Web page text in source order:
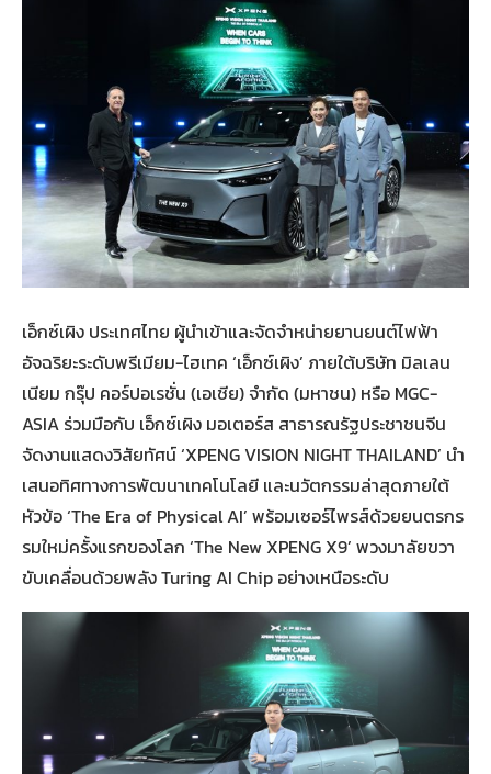
เอ็กซ์เผิง ประเทศไทย ผู้นำเข้าและจัดจำหน่ายยานยนต์ไฟฟ้า
อัจฉริยะระดับพรีเมียม-ไฮเทค ‘เอ็กซ์เผิง’ ภายใต้บริษัท มิลเลน
เนียม กรุ๊ป คอร์ปอเรชั่น (เอเชีย) จำกัด (มหาชน) หรือ MGC-
ASIA ร่วมมือกับ เอ็กซ์เผิง มอเตอร์ส สาธารณรัฐประชาชนจีน
จัดงานแสดงวิสัยทัศน์ ‘XPENG VISION NIGHT THAILAND’ นำ
เสนอทิศทางการพัฒนาเทคโนโลยี และนวัตกรรมล่าสุดภายใต้
หัวข้อ ‘The Era of Physical AI’ พร้อมเซอร์ไพรส์ด้วยยนตรกร
รมใหม่ครั้งแรกของโลก ‘The New XPENG X9’ พวงมาลัยขวา
ขับเคลื่อนด้วยพลัง Turing AI Chip อย่างเหนือระดับ